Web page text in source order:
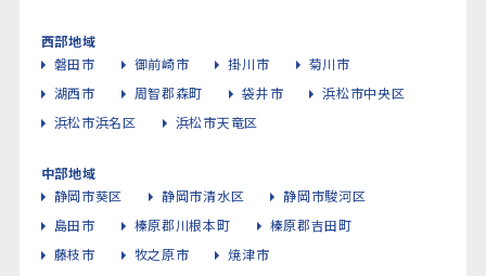
西部地域
磐田市
御前崎市 掛川市
菊川市
湖西市
周智郡森町 袋井市
浜松市中央区
浜松市浜名区
浜松市天竜区
中部地域
静岡市葵区
静岡市清水区
静岡市駿河区
島田市
榛原郡川根本町
榛原郡吉田町
藤枝市
牧之原市 焼津市